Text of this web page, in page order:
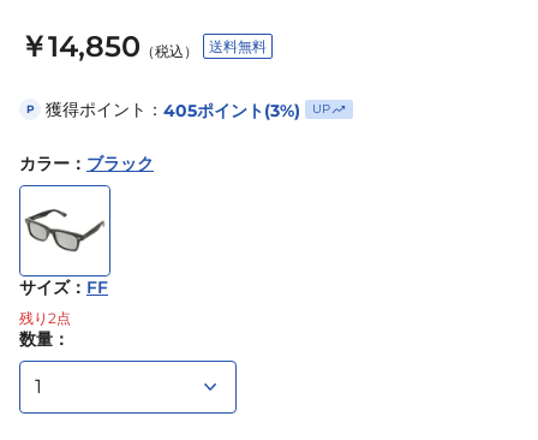
￥14,850 （税込） 送料無料
P 獲得ポイント： 405ポイント(3%) UP
カラー ： ブラック
サイズ： FF
残り 2点
数量：